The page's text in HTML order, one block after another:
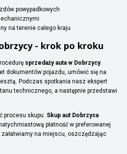
powypadkowych
na terenie całego kraju
- krok po kroku
sprzedaży auta w Dobrzycy.
dokumentów pojazdu, umówić się na
Podczas spotkania nasz ekspert
technicznego, a następnie przedstawi
procesu skupu. Skup aut Dobrzyca
płatność w preferowanej
na miejscu, oszczędzając